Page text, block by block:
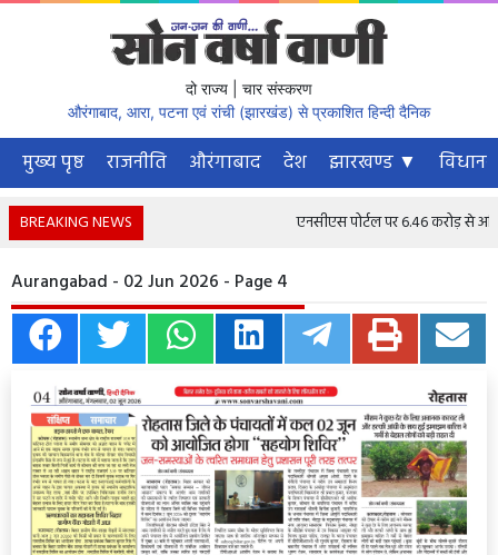
दो राज्य | चार संस्करण
औरंगाबाद, आरा, पटना एवं रांची (झारखंड) से प्रकाशित हिन्दी दैनिक
मुख्य पृष्ठ राजनीति औरंगाबाद देश झारखण्ड ▼
BREAKING NEWS एनसीएस पोर्टल पर 6.46 करोड़ से
Aurangabad - 02 Jun 2026 - Page 4